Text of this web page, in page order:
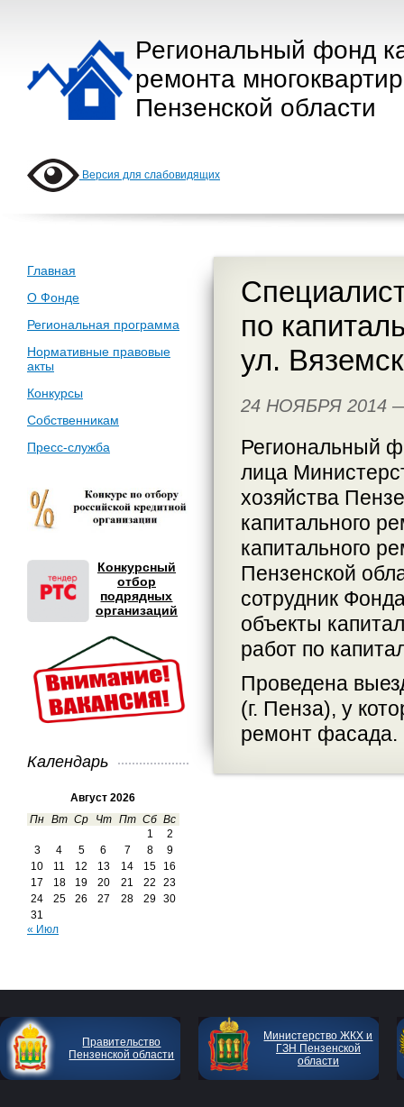
Региональный фонд
ремонта
Пензенской области
Версия для слабовидящих
Главная
О Фонде
Региональная программа
Нормативные правовые
акты
Конкурсы
Собственникам
Пресс-служба
Конкурсный
отбор
подрядных
организаций
Календарь
Август 2026
Пн Вт Ср Чт Пт Сб Вс
1
2
3
4 5 6 7 8
9
10
11 12 13 14 15
16
17
18 19 20 21 22
23
24
25 26 27 28 29
30
31
« Июл
по
ул.
24 НОЯБРЯ 2014
Региональный
лица
хозяйства
капитального
капитального
Пензенской
сотрудник
объекты
работ по
Проведена
(г. Пенза), у
ремонт фасада.
Правительство
Пензенской области
Министерство ЖКХ и
ГЗН Пензенской
области